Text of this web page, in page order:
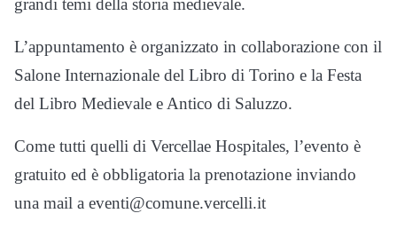
grandi temi della storia medievale.
L’appuntamento è organizzato in collaborazione con il
Salone Internazionale del Libro di Torino e la Festa
del Libro Medievale e Antico di Saluzzo.
Come tutti quelli di Vercellae Hospitales, l’evento è
gratuito ed è obbligatoria la prenotazione inviando
una mail a eventi@comune.vercelli.it